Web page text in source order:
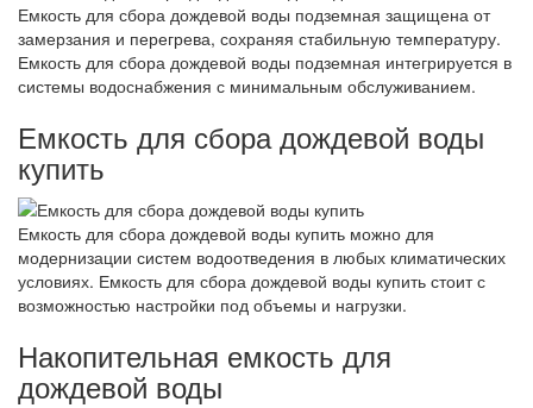
Емкость для сбора дождевой воды подземная защищена от
замерзания и перегрева, сохраняя стабильную температуру.
Емкость для сбора дождевой воды подземная интегрируется в
системы водоснабжения с минимальным обслуживанием.
Емкость для сбора дождевой воды
купить
Емкость для сбора дождевой воды купить можно для
модернизации систем водоотведения в любых климатических
условиях. Емкость для сбора дождевой воды купить стоит с
возможностью настройки под объемы и нагрузки.
Накопительная емкость для
дождевой воды